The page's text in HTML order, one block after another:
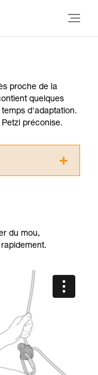
proche de la
quelques
d'adaptation.
préconise.
les
à refaire
avant
techniques
d’autres
du mou,